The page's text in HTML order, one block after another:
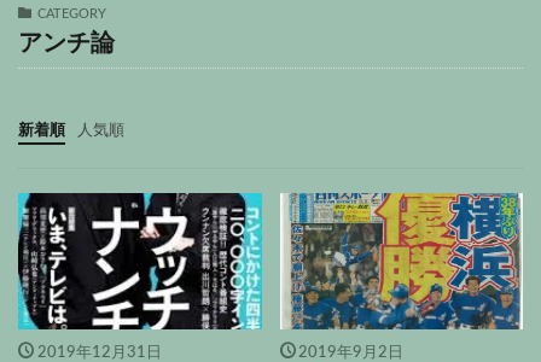
CATEGORY
アンチ論
新着順 人気順
2019年12月31日 2019年9月2日